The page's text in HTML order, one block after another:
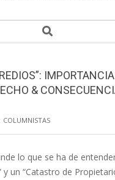
Search
&
COLUMNISTAS
lo que se ha de
y un “Catastro de